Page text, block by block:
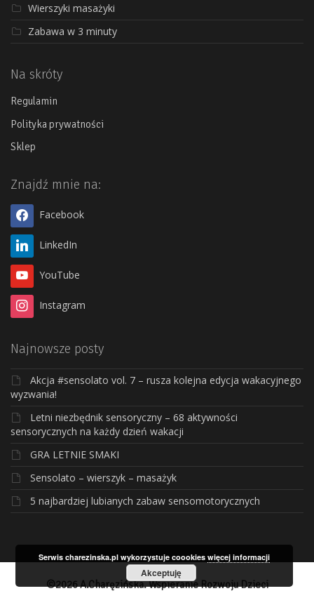
Wierszyki masażyki
Zabawa w 3 minuty
Na skróty
Regulamin
Polityka prywatności
Sklep
Znajdź mnie na:
Facebook
LinkedIn
YouTube
Instagram
Najnowsze posty
Akcja #sensolato vol. 7 – rusza kolejna edycja wakacyjnego
wyzwania!
Letni niezbędnik sensoryczny – 68 aktywności
sensorycznych na każdy dzień wakacji
GRA LETNIE SMAKI
Sensolato – wierszyk – masażyk
5 najbardziej lubianych zabaw sensomotorycznych
©2026 A.Charęzińska. Wspieranie Rozwoju Dzieci
Serwis charezinska.pl wykorzystuje coookieswięcej informacji
Akceptuję